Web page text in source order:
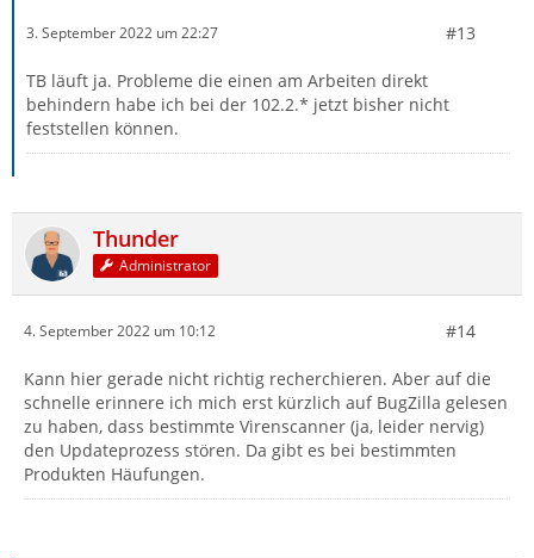
3. September 2022 um 22:27 #13
TB läuft ja. Probleme die einen am Arbeiten direkt
behindern habe ich bei der 102.2.* jetzt bisher nicht
feststellen können.
Thunder
Administrator
4. September 2022 um 10:12 #14
Kann hier gerade nicht richtig recherchieren. Aber auf die
schnelle erinnere ich mich erst kürzlich auf BugZilla gelesen
zu haben, dass bestimmte Virenscanner (ja, leider nervig)
den Updateprozess stören. Da gibt es bei bestimmten
Produkten Häufungen.